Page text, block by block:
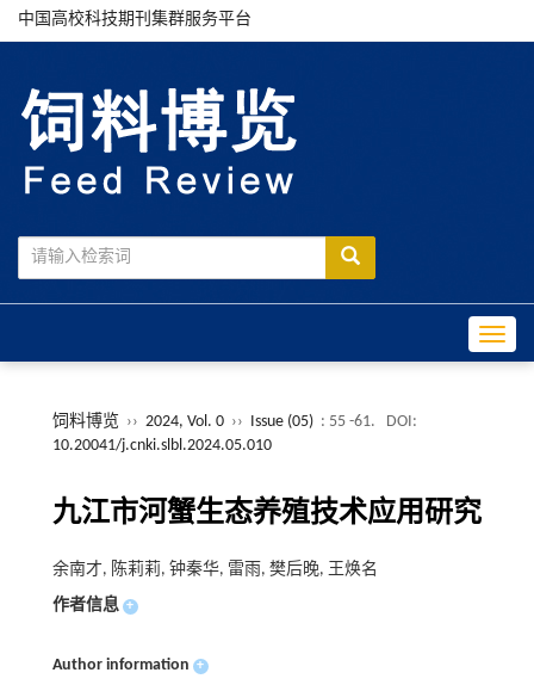
中国高校科技期刊集群服务平台
饲料博览 ›› 2024, Vol. 0 ›› Issue (05) : 55 -61.
DOI:
10.20041/j.cnki.slbl.2024.05.010
九江市河蟹生态养殖技术应用研究
余南才, 陈莉莉, 钟秦华, 雷雨, 樊后晚, 王焕名
作者信息 +
Author information +